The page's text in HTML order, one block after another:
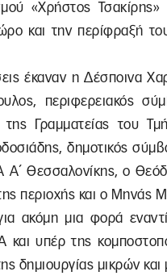
«Χρήστος
και την περίφραξή
έκαναν η Δέσποινα
περιφερειακός
της Γραμματείας του
δημοτικός
Α΄ Θεσσαλονίκης, ο
περιοχής και ο
ακόμη μια φορά
και υπέρ της
δημιουργίας μικρών